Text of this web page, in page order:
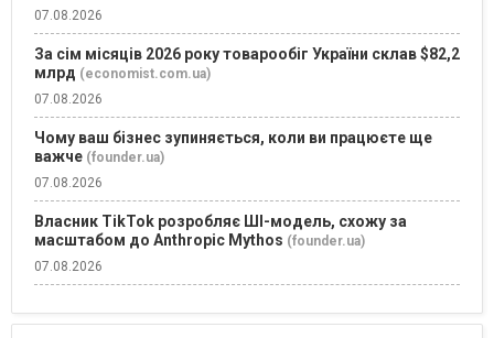
07.08.2026
За сім місяців 2026 року товарообіг України склав $82,2
млрд (economist.com.ua)
07.08.2026
Чому ваш бізнес зупиняється, коли ви працюєте ще
важче (founder.ua)
07.08.2026
Власник TikTok розробляє ШІ-модель, схожу за
масштабом до Anthropic Mythos (founder.ua)
07.08.2026